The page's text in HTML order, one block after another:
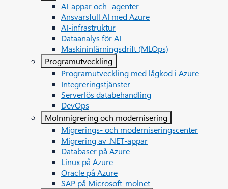
AI-appar och -agenter
Ansvarsfull AI med Azure
AI-infrastruktur
Dataanalys för AI
Maskininlärningsdrift (MLOps)
Programutveckling
Programutveckling med lågkod i Azure
Integreringstjänster
Serverlös databehandling
DevOps
Molnmigrering och modernisering
Migrerings- och moderniseringscenter
Migrering av .NET-appar
Databaser på Azure
Linux på Azure
Oracle på Azure
SAP på Microsoft-molnet